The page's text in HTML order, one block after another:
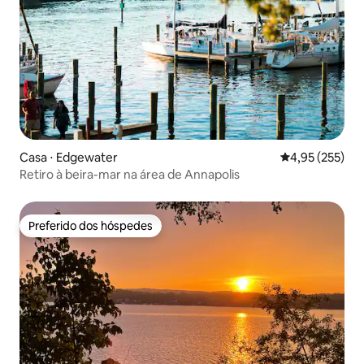
Casa ⋅ Edgewater 4,95 de uma
4,95 (255)
Retiro à beira-mar na área de Annapolis
Preferido dos hóspedes
Preferido dos hóspedes